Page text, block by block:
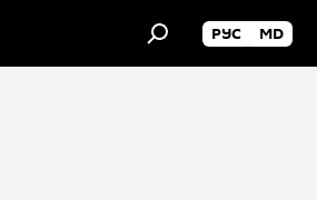
РУС MD